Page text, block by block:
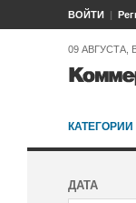
ВОЙТИ
09 АВГУСТА,
КАТЕГОРИИ
ДАТА